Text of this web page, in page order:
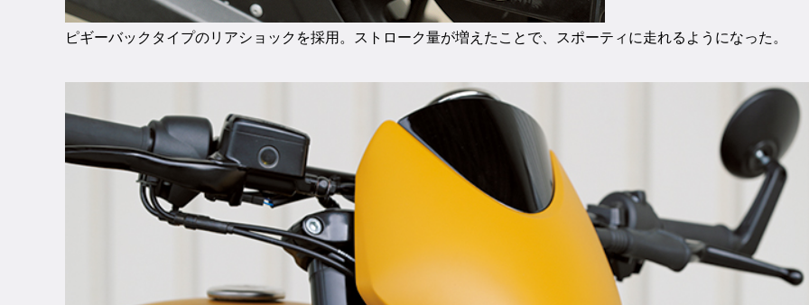
ピギーバックタイプのリアショックを採用。ストローク量が増えたことで、スポーティに走れるようになった。